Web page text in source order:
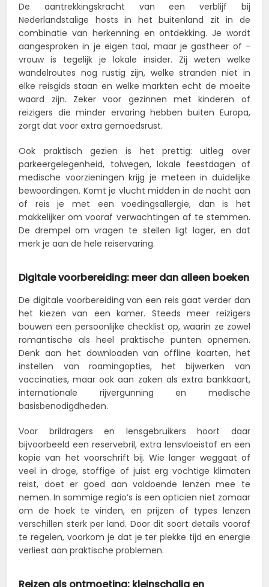
De aantrekkingskracht van een verblijf bij
Nederlandstalige hosts in het buitenland zit in de
combinatie van herkenning en ontdekking. Je wordt
aangesproken in je eigen taal, maar je gastheer of -
vrouw is tegelijk je lokale insider. Zij weten welke
wandelroutes nog rustig zijn, welke stranden niet in
elke reisgids staan en welke markten echt de moeite
waard zijn. Zeker voor gezinnen met kinderen of
reizigers die minder ervaring hebben buiten Europa,
zorgt dat voor extra gemoedsrust.
Ook praktisch gezien is het prettig: uitleg over
parkeergelegenheid, tolwegen, lokale feestdagen of
medische voorzieningen krijg je meteen in duidelijke
bewoordingen. Komt je vlucht midden in de nacht aan
of reis je met een voedingsallergie, dan is het
makkelijker om vooraf verwachtingen af te stemmen.
De drempel om vragen te stellen ligt lager, en dat
merk je aan de hele reiservaring.
Digitale voorbereiding: meer dan alleen boeken
De digitale voorbereiding van een reis gaat verder dan
het kiezen van een kamer. Steeds meer reizigers
bouwen een persoonlijke checklist op, waarin ze zowel
romantische als heel praktische punten opnemen.
Denk aan het downloaden van offline kaarten, het
instellen van roamingopties, het bijwerken van
vaccinaties, maar ook aan zaken als extra bankkaart,
internationale rijvergunning en medische
basisbenodigdheden.
Voor brildragers en lensgebruikers hoort daar
bijvoorbeeld een reservebril, extra lensvloeistof en een
kopie van het voorschrift bij. Wie langer weggaat of
veel in droge, stoffige of juist erg vochtige klimaten
reist, doet er goed aan voldoende lenzen mee te
nemen. In sommige regio’s is een opticien niet zomaar
om de hoek te vinden, en prijzen of types lenzen
verschillen sterk per land. Door dit soort details vooraf
te regelen, voorkom je dat je ter plekke tijd en energie
verliest aan praktische problemen.